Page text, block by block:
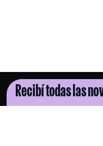
Recibí todas las